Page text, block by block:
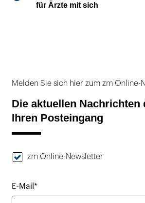
für Ärzte mit sich
Melden Sie sich hier zum zm Online-
Die aktuellen Nachrichten
Ihren Posteingang
zm Online-Newsletter
E-Mail*